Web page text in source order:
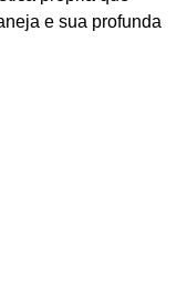
e sua profunda